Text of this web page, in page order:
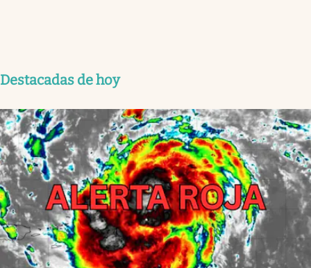
Destacadas de hoy